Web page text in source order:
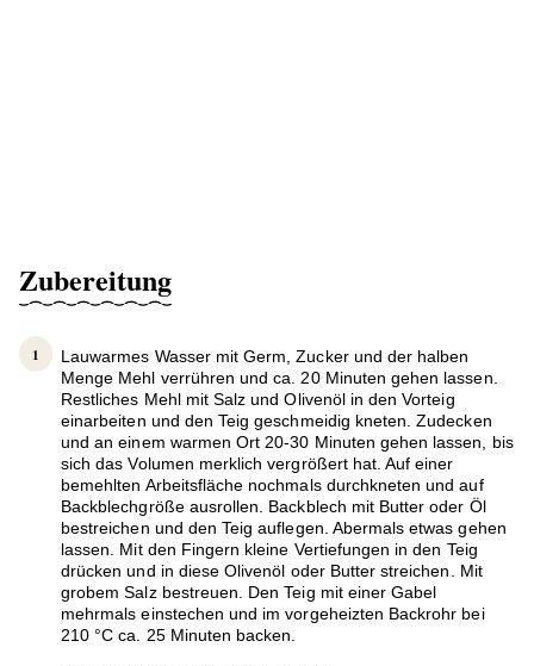
Zubereitung
Lauwarmes Wasser mit Germ, Zucker und der halben
Menge Mehl verrühren und ca. 20 Minuten gehen lassen.
Restliches Mehl mit Salz und Olivenöl in den Vorteig
einarbeiten und den Teig geschmeidig kneten. Zudecken
und an einem warmen Ort 20-30 Minuten gehen lassen, bis
sich das Volumen merklich vergrößert hat. Auf einer
bemehlten Arbeitsfläche nochmals durchkneten und auf
Backblechgröße ausrollen. Backblech mit Butter oder Öl
bestreichen und den Teig auflegen. Abermals etwas gehen
lassen. Mit den Fingern kleine Vertiefungen in den Teig
drücken und in diese Olivenöl oder Butter streichen. Mit
grobem Salz bestreuen. Den Teig mit einer Gabel
mehrmals einstechen und im vorgeheizten Backrohr bei
210 °C ca. 25 Minuten backen.